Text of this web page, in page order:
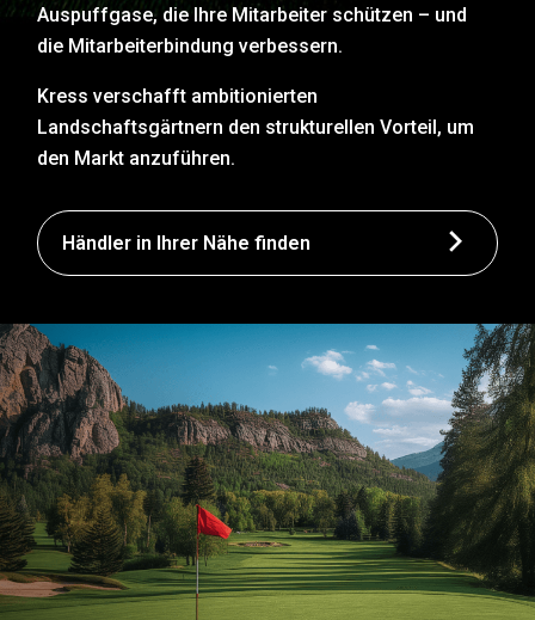
Auspuffgase, die Ihre Mitarbeiter schützen – und
die Mitarbeiterbindung verbessern.
Kress verschafft ambitionierten
Landschaftsgärtnern den strukturellen Vorteil, um
den Markt anzuführen.
Händler in Ihrer Nähe finden